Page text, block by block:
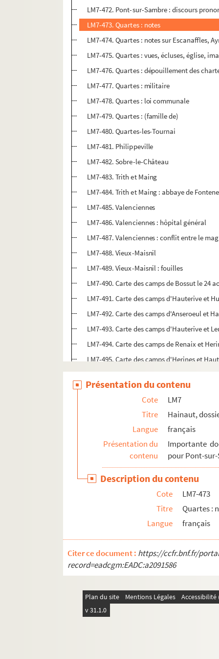
LM7-472. Pont-sur-Sambre : discours
LM7-473. Quartes : notes
LM7-474. Quartes : notes sur Escanaffles,
LM7-475. Quartes : vues, écluses, église,
LM7-476. Quartes : dépouillement des
LM7-477. Quartes : militaire
LM7-478. Quartes : loi communale
LM7-479. Quartes : (famille de)
LM7-480. Quartes-les-Tournai
LM7-481. Philippeville
LM7-482. Sobre-le-Château
LM7-483. Trith et Maing
LM7-484. Trith et Maing : abbaye de
LM7-485. Valenciennes
LM7-486. Valenciennes : hôpital général
LM7-487. Valenciennes : conflit entre le
LM7-488. Vieux-Maisnil
LM7-489. Vieux-Maisnil : fouilles
LM7-490. Carte des camps de Bossut le 24
LM7-491. Carte des camps d'Hauterive et
LM7-492. Carte des camps d'Anseroeul et
LM7-493. Carte des camps d'Hauterive et
LM7-494. Carte des camps de Renaix et
LM7-495. Carte des camps d'Herines et
LM7-496. Carte des camps des Pottes et
LM7-497. Carte des camps de Lessines et
LM7-498. Carte des camps de Celles et
LM10. Etudes détaillées sur des
LM11. Etudes anglaises
LM12. Divers
LM13. Portefeuille contenant des plan et
Présentation du contenu
Cote
LM7
Titre
Hainaut,
Langue
français
Présentation du
contenu
Importante
pour Pont-
Description du contenu
Cote
LM7-473
Titre
Quartes :
Langue
français
Citer ce document : https://ccfr.bnf.fr/
record=eadcgm:EADC:a2091586
Plan du site Mentions Légales
v 31.1.0